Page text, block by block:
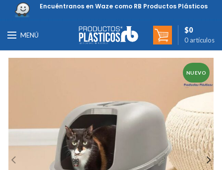
Encuéntranos en Waze como RB Productos Plásticos
MENÚ
0 artículos
$0
NUEVO